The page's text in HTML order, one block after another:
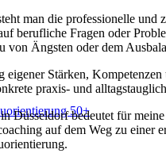
50+
man die professionelle
berufliche Fragen oder
von Ängsten oder dem
eigener Stärken,
praxis- und
Düsseldorf bedeutet für
auf dem Weg zu einer